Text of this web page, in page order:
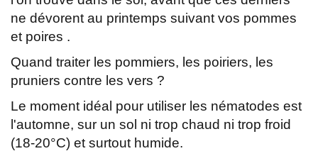
ne dévorent au printemps suivant vos pommes
et poires .
Quand traiter les pommiers, les poiriers, les
pruniers contre les vers ?
Le moment idéal pour utiliser les nématodes est
l'automne, sur un sol ni trop chaud ni trop froid
(18-20°C) et surtout humide.